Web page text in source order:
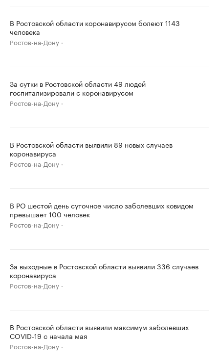
В Ростовской области коронавирусом болеют 1143
человека
Ростов-на-Дону
За сутки в Ростовской области 49 людей
госпитализировали с коронавирусом
Ростов-на-Дону
В Ростовской области выявили 89 новых случаев
коронавируса
Ростов-на-Дону
В РО шестой день суточное число заболевших ковидом
превышает 100 человек
Ростов-на-Дону
За выходные в Ростовской области выявили 336 случаев
коронавируса
Ростов-на-Дону
В Ростовской области выявили максимум заболевших
COVID-19 с начала мая
Ростов-на-Дону